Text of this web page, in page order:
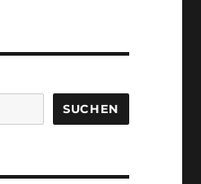
SUCHEN